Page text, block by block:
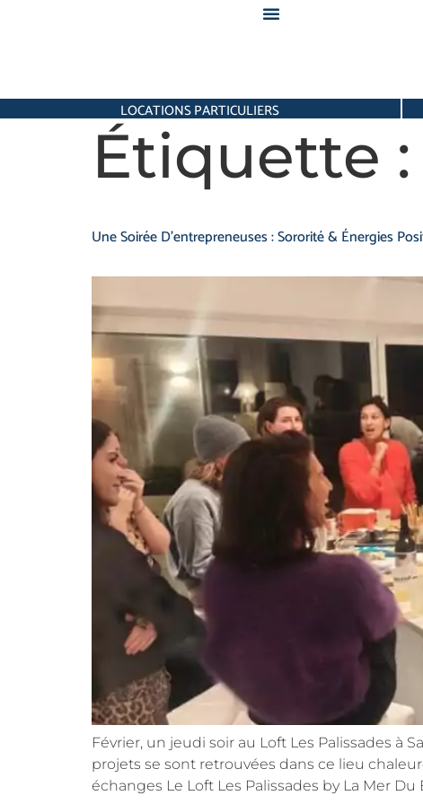
LOCATIONS PARTICULIERS
Étiquette :
Une Soirée D’entrepreneuses : Sororité & Énergies
Février, un jeudi soir au Loft Les Palissades à
projets se sont retrouvées dans ce lieu
échanges Le Loft Les Palissades by La Mer